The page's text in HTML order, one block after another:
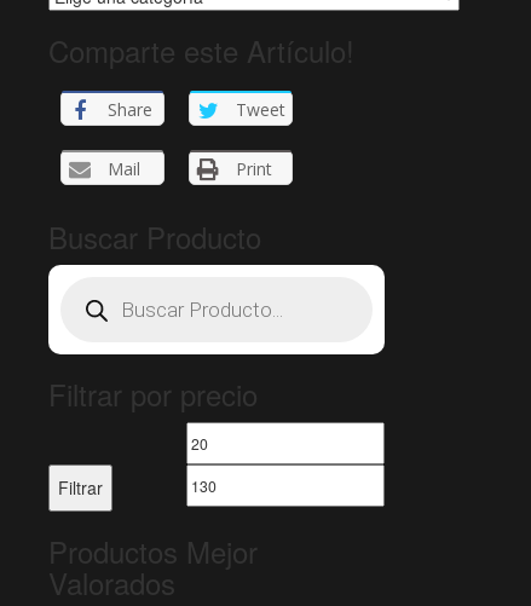
Comparte este Artículo!
Share Tweet
Mail Print
Buscar Producto
search
Filtrar por precio
Precio
mínimo
máximo
Filtrar
Productos Mejor
Valorados